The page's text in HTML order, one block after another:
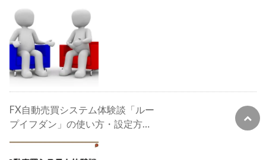
FX自動売買システム体験談「ルー
プイフダン」の使い方・設定方